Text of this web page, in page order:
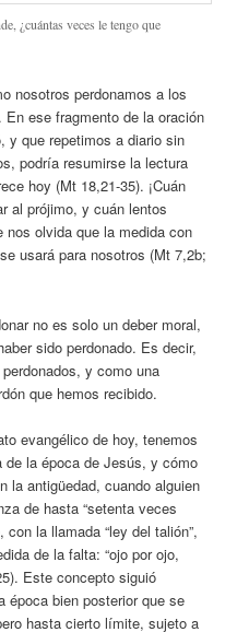
¿cuántas veces le tengo que
nosotros perdonamos a los
En ese fragmento de la oración
y que repetimos a diario sin
podría resumirse la lectura
hoy (Mt 18,21-35). ¡Cuán
al prójimo, y cuán lentos
nos olvida que la medida con
usará para nosotros (Mt 7,2b;
no es solo un deber moral,
sido perdonado. Es decir,
y como una
que hemos recibido.
evangélico de hoy, tenemos
de la época de Jesús, y cómo
la antigüedad, cuando alguien
de hasta “setenta veces
la llamada “ley del talión”,
de la falta: “ojo por ojo,
Este concepto siguió
época bien posterior que se
hasta cierto límite, sujeto a